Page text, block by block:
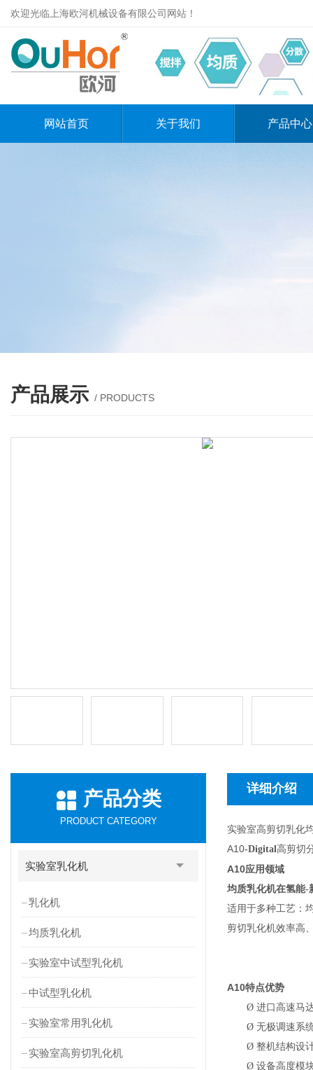
欢迎光临上海欧河机械设备有限公司网站！
网站首页 关于我们 产品中心
产品展示 / PRODUCTS
产品分类
PRODUCT CATEGORY
实验室乳化机
乳化机
均质乳化机
实验室中试型乳化机
中试型乳化机
实验室常用乳化机
实验室高剪切乳化机
详细介绍
实验室高剪切乳化
A10-Digital高剪切
A10应用领域
均质乳化机在氢能-
适用于多种工艺：
剪切乳化机效率高
A10特点优势
Ø 进口高速马
Ø 无极调速系
Ø 整机结构设
Ø 设备高度模